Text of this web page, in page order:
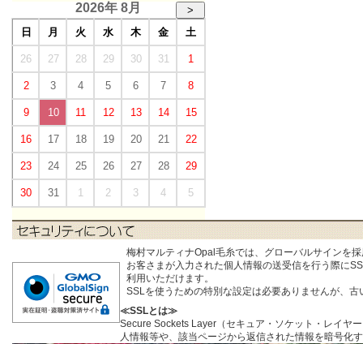
2026年 8月
>
日
月 火 水 木 金 土
26 27 28 29 30 31 1
2 3 4 5 6 7 8
9 10 11 12 13 14 15
16 17 18 19 20 21 22
23 24 25 26 27 28 29
30 31 1 2 3 4 5
梅村マルティナOpal毛糸では、グローバルサインを
お客さまが入力された個人情報の送受信を行う際に
利用いただけます。
SSLを使うための特別な設定は必要ありませんが、
≪SSLとは≫
Secure Sockets Layer（セキュア・ソケット・レイヤ
人情報等や、該当ページから返信された情報を暗号化